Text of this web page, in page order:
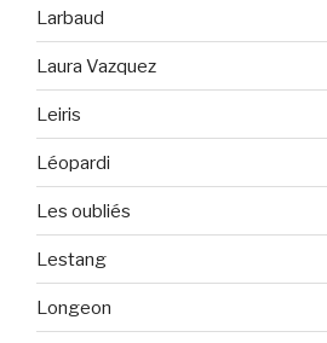
Larbaud
Laura Vazquez
Leiris
Léopardi
Les oubliés
Lestang
Longeon